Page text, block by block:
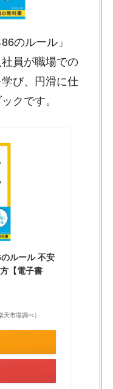
のルール」
社員が職場での
び、円滑に仕
クです。
ルール 不安
【電子書
市場調べ）